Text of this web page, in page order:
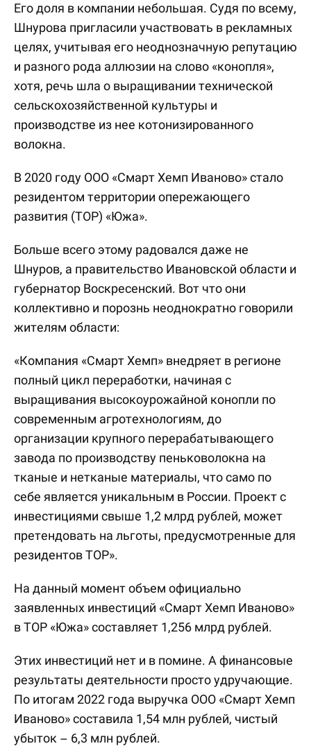
Его доля в компании небольшая. Судя по всему,
Шнурова пригласили участвовать в рекламных
целях, учитывая его неоднозначную репутацию
и разного рода аллюзии на слово «конопля»,
хотя, речь шла о выращивании технической
сельскохозяйственной культуры и
производстве из нее котонизированного
волокна.
В 2020 году ООО «Смарт Хемп Иваново» стало
резидентом территории опережающего
развития (ТОР) «Южа».
Больше всего этому радовался даже не
Шнуров, а правительство Ивановской области и
губернатор Воскресенский. Вот что они
коллективно и порознь неоднократно говорили
жителям области:
«Компания «Смарт Хемп» внедряет в регионе
полный цикл переработки, начиная с
выращивания высокоурожайной конопли по
современным агротехнологиям, до
организации крупного перерабатывающего
завода по производству пеньковолокна на
тканые и нетканые материалы, что само по
себе является уникальным в России. Проект с
инвестициями свыше 1,2 млрд рублей, может
претендовать на льготы, предусмотренные для
резидентов ТОР».
На данный момент объем официально
заявленных инвестиций «Смарт Хемп Иваново»
в ТОР «Южа» составляет 1,256 млрд рублей.
Этих инвестиций нет и в помине. А финансовые
результаты деятельности просто удручающие.
По итогам 2022 года выручка ООО «Смарт Хемп
Иваново» составила 1,54 млн рублей, чистый
убыток – 6,3 млн рублей.